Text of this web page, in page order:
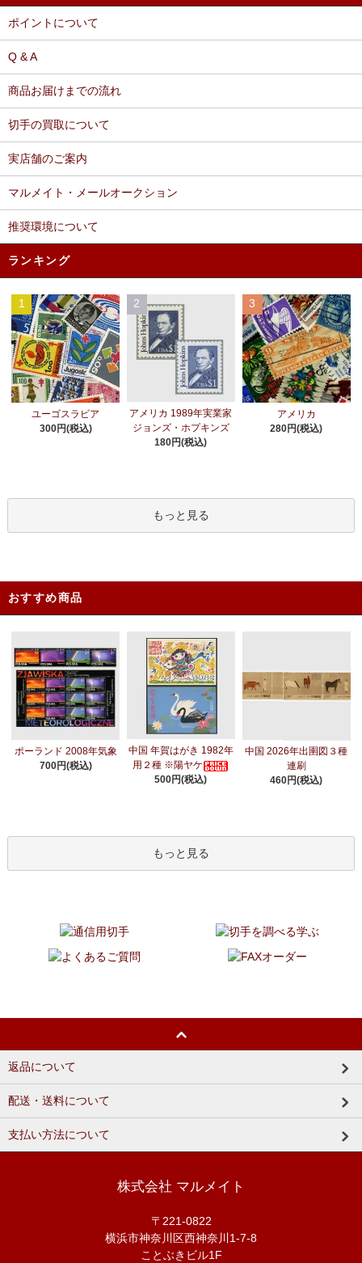
ポイントについて
Q & A
商品お届けまでの流れ
切手の買取について
実店舗のご案内
マルメイト・メールオークション
推奨環境について
ランキング
1
ユーゴスラビア
300円(税込)
2
アメリカ 1989年実業家
ジョンズ・ホプキンズ
180円(税込)
3
アメリカ
280円(税込)
もっと見る
おすすめ商品
ポーランド 2008年気象
700円(税込)
中国 年賀はがき 1982年
用２種 ※陽ヤケ
500円(税込)
中国 2026年出圉図３種
連刷
460円(税込)
もっと見る
返品について
配送・送料について
支払い方法について
株式会社 マルメイト
〒221-0822
横浜市神奈川区西神奈川1-7-8
ことぶきビル1F